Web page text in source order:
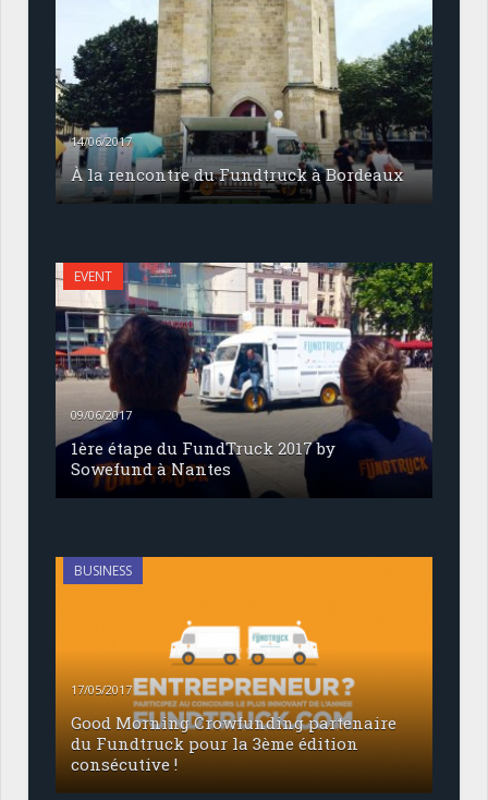
14/06/2017
À la rencontre du Fundtruck à Bordeaux
EVENT
09/06/2017
1ère étape du FundTruck 2017 by
Sowefund à Nantes
BUSINESS
17/05/2017
Good Morning Crowfunding partenaire
du Fundtruck pour la 3ème édition
consécutive !